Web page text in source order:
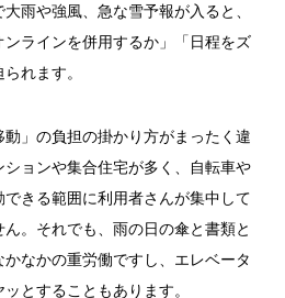
雨や強風、急な雪予報が入ると、
ンラインを併用するか」「日程をズ
れます。
」の負担の掛かり方がまったく違
ョンや集合住宅が多く、自転車や
きる範囲に利用者さんが集中して
。それでも、雨の日の傘と書類と
なかの重労働ですし、エレベータ
とすることもあります。